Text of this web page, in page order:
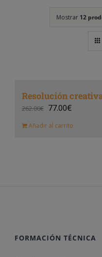
Mostrar 12
Resolución
262.00€ 77.00€
Añadir al carrito
FORMACIÓN TÉCNICA